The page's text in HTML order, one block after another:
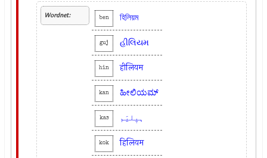
Wordnet: ben হিলিয়ম
guj હીલિયમ
hin हीलियम
kan ಹೀಲಿಯಮ್
kas ہیٖلیَم
kok हिलियम